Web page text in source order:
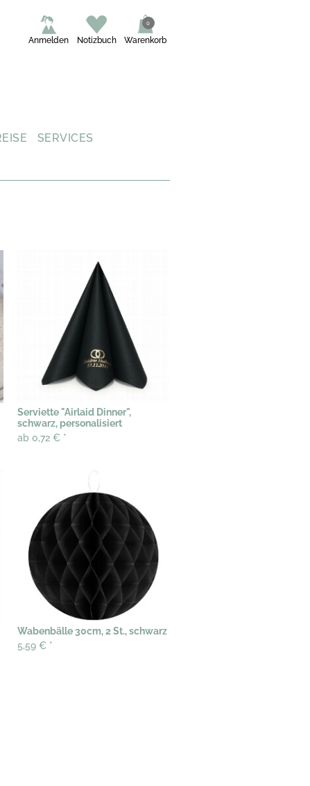
Warenkorb
0
Notizbuch
Anmelden
SERVICES
Serviette "Airlaid Dinner",
schwarz, personalisiert
ab 0,72 € *
Wabenbälle 30cm, 2 St., schwarz
5,59 € *